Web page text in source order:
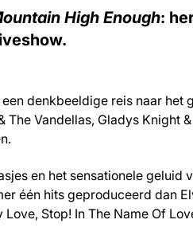
High Enough:
denkbeeldige reis naar het
The Vandellas, Gladys Knight
en het sensationele geluid
één hits geproduceerd dan
Stop! In The Name Of